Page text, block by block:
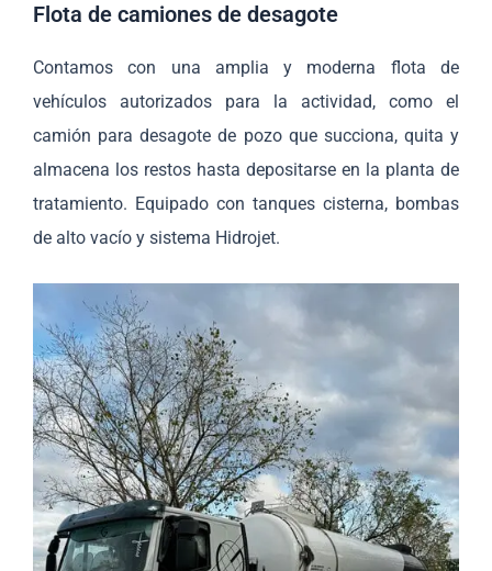
Flota de camiones de desagote
Contamos con una amplia y moderna flota de
vehículos autorizados para la actividad, como el
camión para desagote de pozo que succiona, quita y
almacena los restos hasta depositarse en la planta de
tratamiento. Equipado con tanques cisterna, bombas
de alto vacío y sistema Hidrojet.